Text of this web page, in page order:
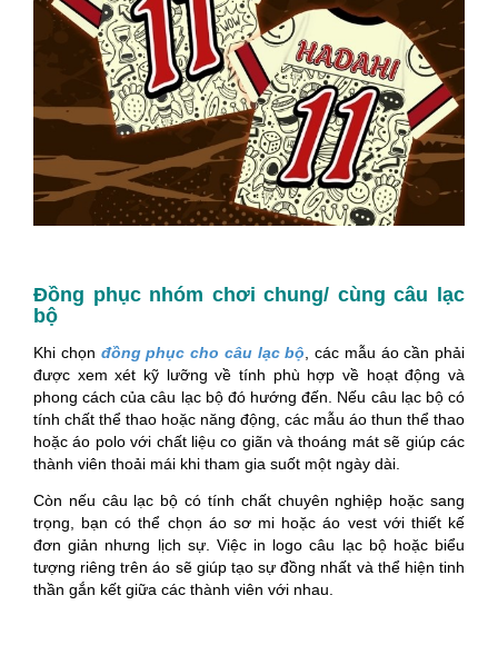
Đồng phục nhóm chơi chung/ cùng câu lạc
bộ
Khi chọn đồng phục cho câu lạc bộ , các mẫu áo cần phải
được xem xét kỹ lưỡng về tính phù hợp về hoạt động và
phong cách của câu lạc bộ đó hướng đến. Nếu câu lạc bộ có
tính chất thể thao hoặc năng động, các mẫu áo thun thể thao
hoặc áo polo với chất liệu co giãn và thoáng mát sẽ giúp các
thành viên thoải mái khi tham gia suốt một ngày dài.
Còn nếu câu lạc bộ có tính chất chuyên nghiệp hoặc sang
trọng, bạn có thể chọn áo sơ mi hoặc áo vest với thiết kế
đơn giản nhưng lịch sự. Việc in logo câu lạc bộ hoặc biểu
tượng riêng trên áo sẽ giúp tạo sự đồng nhất và thể hiện tinh
thần gắn kết giữa các thành viên với nhau.